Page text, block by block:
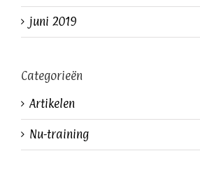
juni 2019
Categorieën
Artikelen
Nu-training